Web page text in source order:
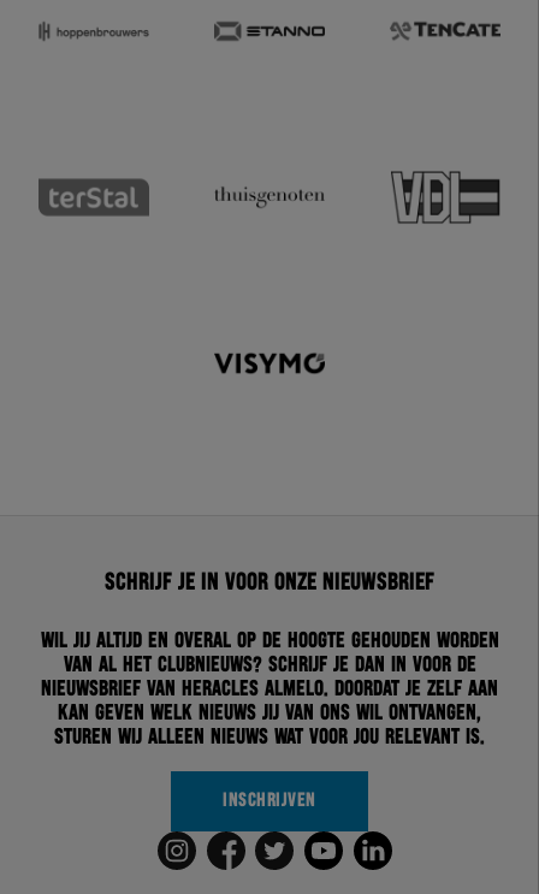
Schrijf je in voor onze nieuwsbrief
Wil jij altijd en overal op de hoogte gehouden worden
van al het clubnieuws? Schrijf je dan in voor de
nieuwsbrief van Heracles Almelo. Doordat je zelf aan
kan geven welk nieuws jij van ons wil ontvangen,
sturen wij alleen nieuws wat voor jou relevant is.
INSCHRIJVEN